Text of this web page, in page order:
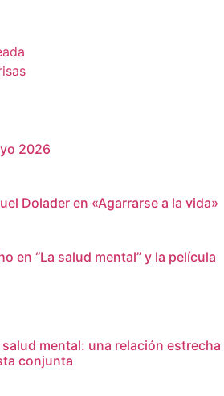
2026
Dolader en «Agarrarse a la vida»
en “La salud mental” y la película
mental: una relación estrecha
conjunta